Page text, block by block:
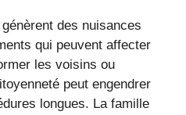
des nuisances
qui peuvent affecter
les voisins ou
peut engendrer
longues. La famille